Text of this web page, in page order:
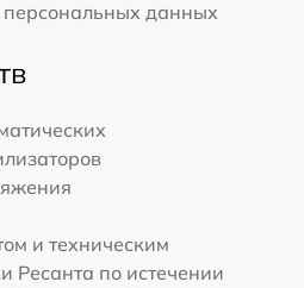
персональных данных
и техническим
Ресанта по истечении